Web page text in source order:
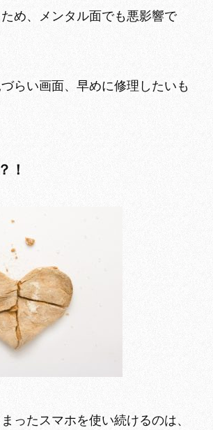
ため、メンタル面でも悪影響で
らい画面、早めに修理したいも
！
ったスマホを使い続けるのは、